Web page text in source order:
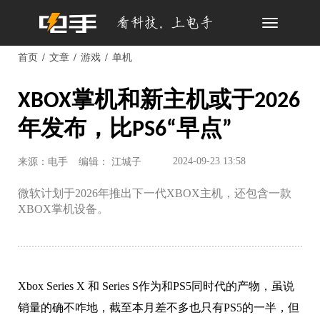
Toggle
首页 文章 游戏 单机
XBOX掌机和新主机或于2026
年发布，比PS6“早点”
来源：电手 编辑： 江城子 2024-09-23 13:58
微软计划于2026年推出下一代XBOX主机，还包含一款
XBOX掌机设备。
Xbox Series X 和 Series S作为和PS5同时代的产物，虽说
销量的确不咋地，截至本月差不多也只有PS5的一半，但